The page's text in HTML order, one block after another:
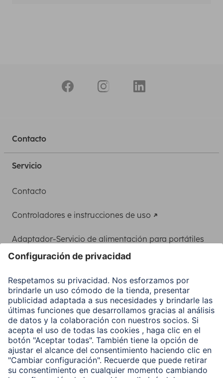
Contacto
Servicio
Contacto
Controladores e instrucciones de uso
Adaptador-Servicio de alimentación para portátiles
Clientes online
Conviértete en distribuidor
Compañía
Historia de la empresa